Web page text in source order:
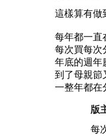
這樣算有做
每年都一直
每次買每次
年底的週年
到了母親節
一整年都在
版
每